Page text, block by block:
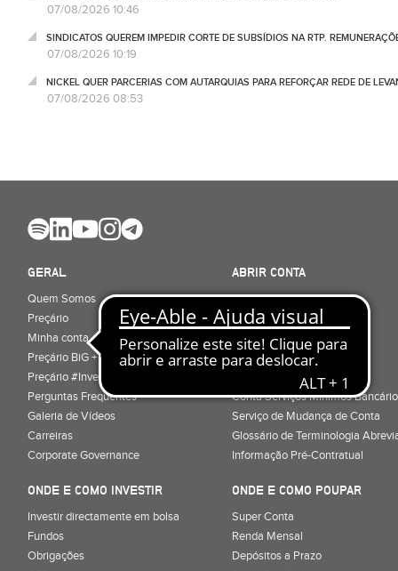
07/08/2026 10:46
SINDICATOS QUEREM IMPEDIR CORTE DE SUBSÍDIOS NA RTP.
07/08/2026 10:19
NICKEL QUER PARCERIAS COM AUTARQUIAS PARA REFORÇAR REDE DE
07/08/2026 08:53
GERAL
Quem Somos
Preçário
Minha conta
Preçário BiG +
Preçário #Investe_no_Futuro
Perguntas Frequentes
Galeria de Vídeos
Carreiras
Corporate Governance
ABRIR CONTA
Porquê ser cliente
Particulares
Júnior (sub-18)
Empresas
Conta Serviços Mínimos
Serviço de Mudança de Conta
Glossário de Terminologia
Informação Pré-Contratual
ONDE E COMO INVESTIR
Investir directamente em bolsa
Fundos
Obrigações
ONDE E COMO POUPAR
Super Conta
Renda Mensal
Depósitos a Prazo